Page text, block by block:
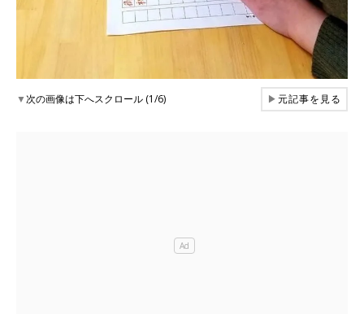
▼次の画像は下へスクロール (1/6) ▶元記事を見る